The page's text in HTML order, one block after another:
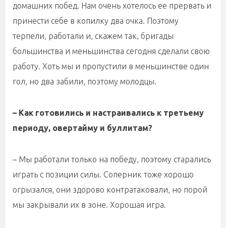
домашних побед. Нам очень хотелось ее прервать и
принести себе в копилку два очка. Поэтому
терпели, работали и, скажем так, бригады
большинства и меньшинства сегодня сделали свою
работу. Хоть мы и пропустили в меньшинстве один
гол, но два забили, поэтому молодцы.
– Как готовились и настраивались к третьему
периоду, овертайму и буллитам?
– Мы работали только на победу, поэтому старались
играть с позиции силы. Соперник тоже хорошо
огрызался, они здорово контратаковали, но порой
мы закрывали их в зоне. Хорошая игра.